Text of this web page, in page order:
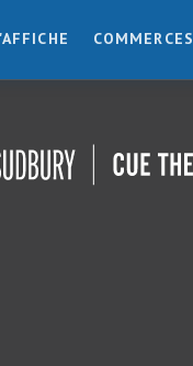
COMMERCES